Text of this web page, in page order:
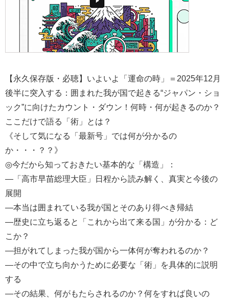
【永久保存版・必聴】いよいよ「運命の時」＝2025年12月
後半に突入する：囲まれた我が国で起きる“ジャパン・ショ
ック”に向けたカウント・ダウン！何時・何が起きるのか？
ここだけで語る「術」とは？
《そして気になる「最新号」では何が分かるの
か・・・？？》
◎今だから知っておきたい基本的な「構造」：
―「高市早苗総理大臣」日程から読み解く、真実と今後の
展開
―本当は囲まれている我が国とそのあり得べき帰結
―歴史に立ち返ると「これから出て来る国」が分かる：ど
こか？
―担がれてしまった我が国から一体何が奪われるのか？
―その中で立ち向かうために必要な「術」を具体的に説明
する
―その結果、何がもたらされるのか？何をすれば良いの